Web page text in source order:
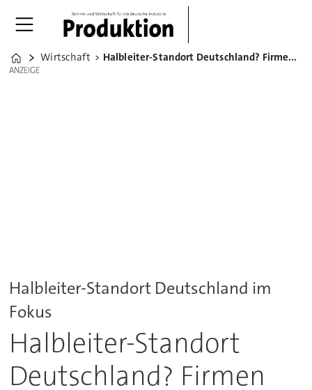
Home
Wirtschaft Halbleiter-Standort Deutschland? Firmen werben in Taiwan
ANZEIGE
ANZEIGE
Halbleiter-Standort Deutschland im
Fokus
Halbleiter-Standort
Deutschland? Firmen